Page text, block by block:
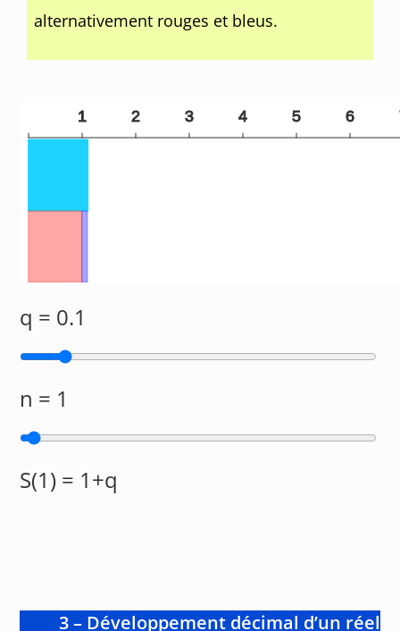
alternativement rouges et bleus.
q = 0.1
n = 1
S(1) = 1+q
3 – Développement décimal d’un réel